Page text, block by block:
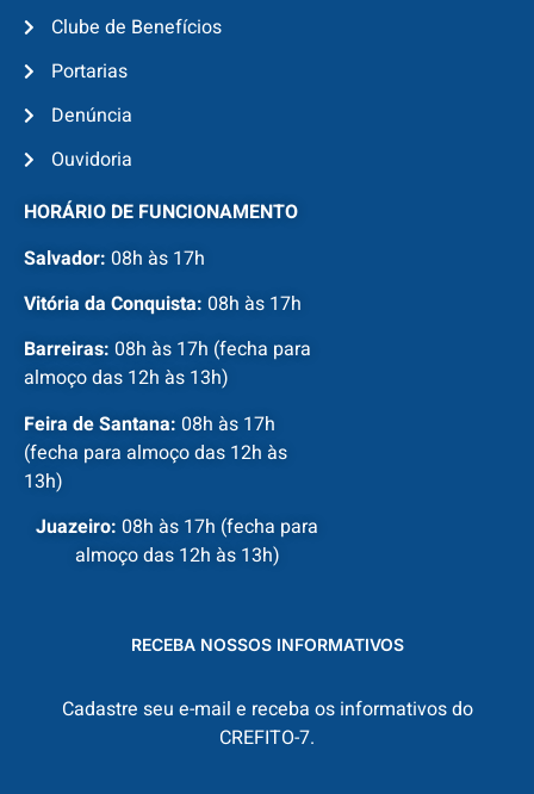
Clube de Benefícios
Portarias
Denúncia
Ouvidoria
HORÁRIO DE FUNCIONAMENTO
Salvador: 08h às 17h
Vitória da Conquista: 08h às 17h
Barreiras: 08h às 17h (fecha para
almoço das 12h às 13h)
Feira de Santana: 08h às 17h
(fecha para almoço das 12h às
13h)
Juazeiro: 08h às 17h (fecha para
almoço das 12h às 13h)
RECEBA NOSSOS INFORMATIVOS
Cadastre seu e-mail e receba os informativos do
CREFITO-7.